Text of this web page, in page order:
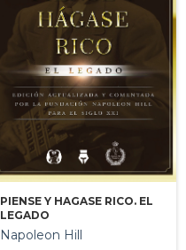
PIENSE Y HAGASE RICO. EL
LEGADO
Napoleon Hill